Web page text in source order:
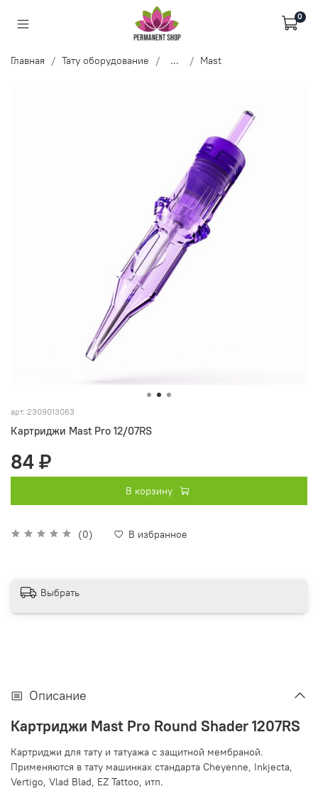
0
Главная Тату оборудование ... Mast
арт. 2309013063
Картриджи Mast Pro 12/07RS
(0) В избранное
84 ₽
В корзину
Выбрать
Описание
Картриджи Mast Pro Round Shader 1207RS
Картриджи для тату и татуажа с защитной мембраной.
Применяются в тату машинках стандарта Cheyenne, Inkjecta,
Vertigo, Vlad Blad, EZ Tattoo, итп.